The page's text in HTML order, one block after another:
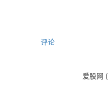
评论
爱股网 (